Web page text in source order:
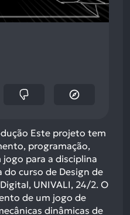
Este projeto tem
programação,
para a disciplina
do curso de Design de
UNIVALI, 24/2. O
de um jogo de
dinâmicas de